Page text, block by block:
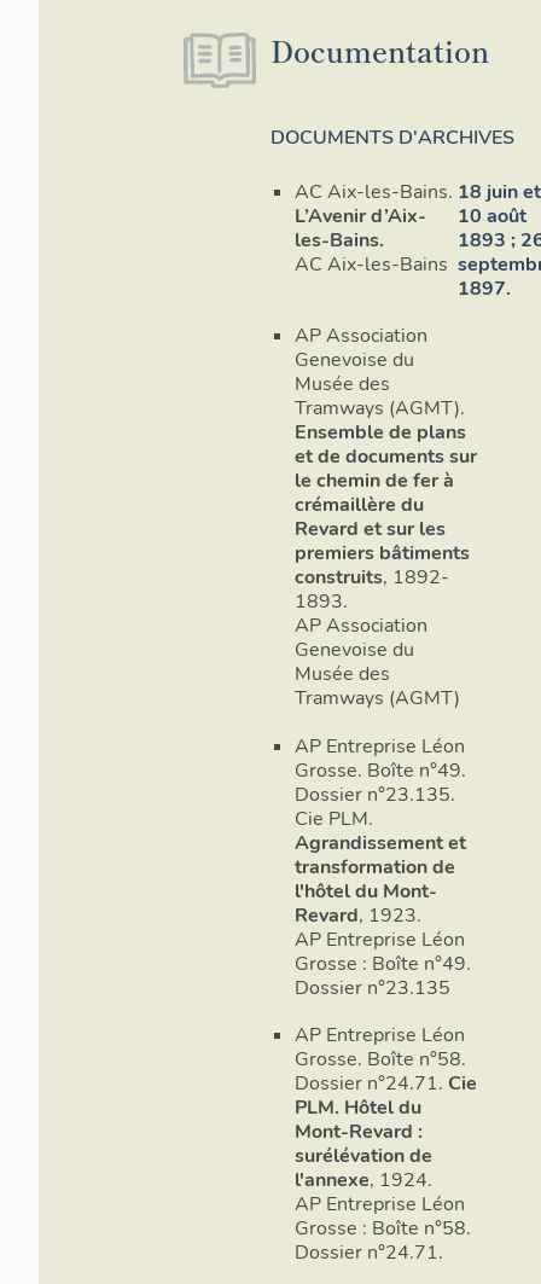
Documentation
DOCUMENTS D'ARCHIVES
AC Aix-les-Bains.
L’Avenir d’Aix-
les-Bains.
AC Aix-les-Bains
18 juin et
10 août
1893 ;
1897.
AP Association
Genevoise du
Musée des
Tramways (AGMT).
Ensemble de plans
et de documents sur
le chemin de fer à
crémaillère du
Revard et sur les
premiers bâtiments
construits, 1892-
1893.
AP Association
Genevoise du
Musée des
Tramways (AGMT)
AP Entreprise Léon
Grosse. Boîte n°49.
Dossier n°23.135.
Cie PLM.
Agrandissement et
transformation de
l'hôtel du Mont-
Revard, 1923.
AP Entreprise Léon
Grosse : Boîte n°49.
Dossier n°23.135
AP Entreprise Léon
Grosse. Boîte n°58.
Dossier n°24.71. Cie
PLM. Hôtel du
Mont-Revard :
surélévation de
l'annexe, 1924.
AP Entreprise Léon
Grosse : Boîte n°58.
Dossier n°24.71.